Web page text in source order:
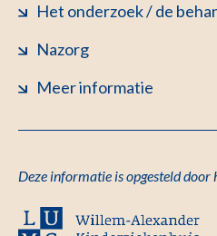
Het onderzoek / de
Nazorg
Meer informatie
Deze informatie is opgesteld door